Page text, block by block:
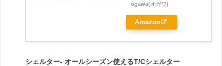
ogawa(オガワ)
Amazon
シェルター- オールシーズン使えるT/Cシェルター